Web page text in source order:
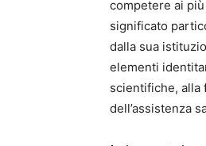
competere ai
significato
dalla sua
elementi
scientifiche, alla
dell’assistenza